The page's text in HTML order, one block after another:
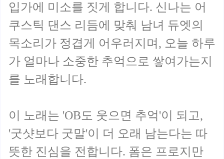
입가에 미소를 짓게 합니다. 신나는 어
쿠스틱 댄스 리듬에 맞춰 남녀 듀엣의
목소리가 정겹게 어우러지며, 오늘 하루
가 얼마나 소중한 추억으로 쌓여가는지
를 노래합니다.
이 노래는 'OB도 웃으면 추억'이 되고,
'굿샷보다 굿말'이 더 오래 남는다는 따
뜻한 진심을 전합니다. 폼은 프로지만